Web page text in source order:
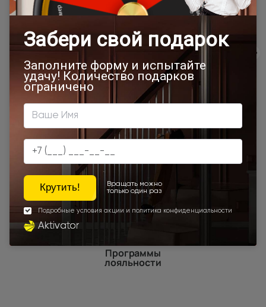
900x2400 1200x2000
Дверь скрытого монтажа Invisible / Инвизибл
Шампань Высота 180 400x2000 Высота 190
Высота 205
Высота 210
Межкомнатные двери экошпон Под заказ
Межкомнатные двери высотой 2000 мм
Для спальни
Наши преимущества
Программы
лояльности